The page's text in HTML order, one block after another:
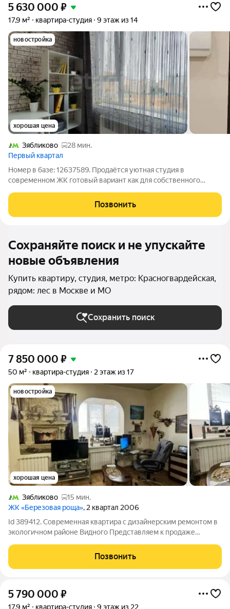
5 630 000 ₽
17,9 м² квартира-студия 9 этаж из 14
новостройка
хорошая цена
Зябликово
28 мин.
Первый квартал
Номер в базе: 12637589. Продаётся уютная студия в
современном ЖК готовый вариант как для собственного
м, высокие потолки 3,2 метра, панорамные окна выходят на
солнечную сторону. Выполнен
Позвонить
Сохраняйте поиск и не упускайте
новые объявления
Купить квартиру, студия, метро: Красногвардейская,
рядом: лес в Москве и МО
Сохранить поиск
7 850 000 ₽
50 м² квартира-студия 2 этаж из 17
новостройка
хорошая цена
Зябликово
15 мин.
ЖК «Березовая роща», 2 квартал 2006
Id 389412. Современная квартира с дизайнерским ремонтом в
экологичном районе Видного Представляем к продаже
популярном жилом комплексе "Березовая роща". Объект
выгодно выделяется на рынке благодаря
Позвонить
5 790 000 ₽
17,9 м² квартира-студия 9 этаж из 22